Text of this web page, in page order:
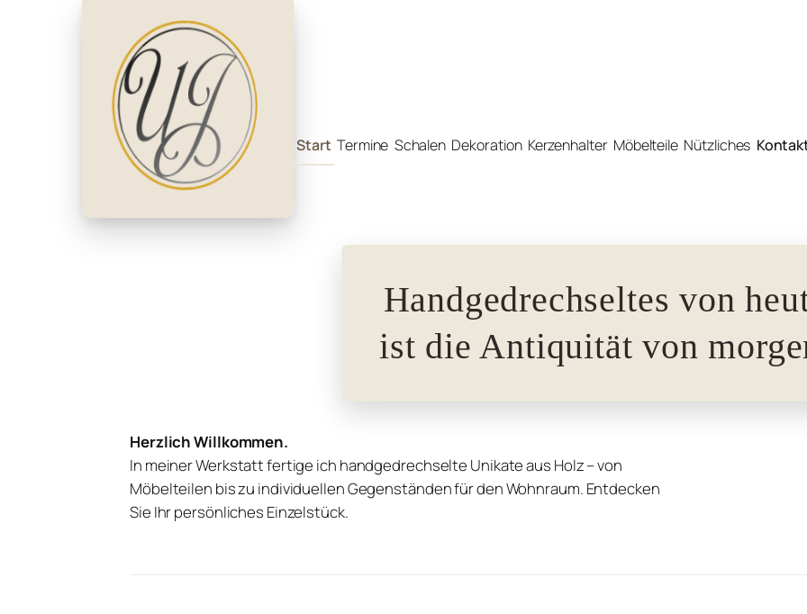
Start Termine Schalen Dekoration Kerzenhalter Möbelteile Nützliches
Handgedrechseltes von
ist die Antiquität von
Herzlich Willkommen.
In meiner Werkstatt fertige ich handgedrechselte Unikate aus Holz – von
Möbelteilen bis zu individuellen Gegenständen für den Wohnraum. Entdecken
Sie Ihr persönliches Einzelstück.